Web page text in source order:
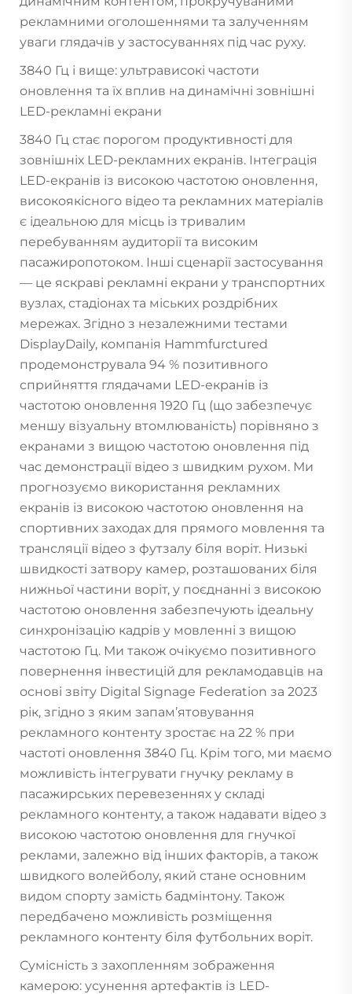
рекламними оголошеннями та залученням
уваги глядачів у застосуваннях під час руху.
3840 Гц і вище: ультрависокі частоти
оновлення та їх вплив на динамічні зовнішні
LED-рекламні екрани
3840 Гц стає порогом продуктивності для
зовнішніх LED-рекламних екранів. Інтеграція
LED-екранів із високою частотою оновлення,
високоякісного відео та рекламних матеріалів
є ідеальною для місць із тривалим
перебуванням аудиторії та високим
пасажиропотоком. Інші сценарії застосування
— це яскраві рекламні екрани у транспортних
вузлах, стадіонах та міських роздрібних
мережах. Згідно з незалежними тестами
DisplayDaily, компанія Hammfurctured
продемонструвала 94 % позитивного
сприйняття глядачами LED-екранів із
частотою оновлення 1920 Гц (що забезпечує
меншу візуальну втомлюваність) порівняно з
екранами з вищою частотою оновлення під
час демонстрації відео з швидким рухом. Ми
прогнозуємо використання рекламних
екранів із високою частотою оновлення на
спортивних заходах для прямого мовлення та
трансляції відео з футзалу біля воріт. Низькі
швидкості затвору камер, розташованих біля
нижньої частини воріт, у поєднанні з високою
частотою оновлення забезпечують ідеальну
синхронізацію кадрів у мовленні з вищою
частотою Гц. Ми також очікуємо позитивного
повернення інвестицій для рекламодавців на
основі звіту Digital Signage Federation за 2023
рік, згідно з яким запам’ятовування
рекламного контенту зростає на 22 % при
частоті оновлення 3840 Гц. Крім того, ми маємо
можливість інтегрувати гнучку рекламу в
пасажирських перевезеннях у складі
рекламного контенту, а також надавати відео з
високою частотою оновлення для гнучкої
реклами, залежно від інших факторів, а також
швидкого волейболу, який стане основним
видом спорту замість бадмінтону. Також
передбачено можливість розміщення
рекламного контенту біля футбольних воріт.
Сумісність з захопленням зображення
камерою: усунення артефактів із LED-